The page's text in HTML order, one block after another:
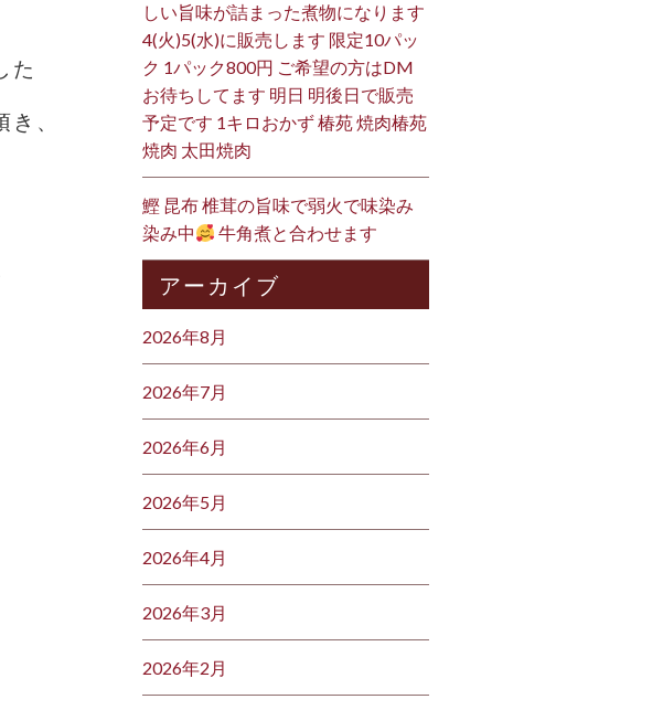
た
、
しい旨味が詰まった煮物になります
4(火)5(水)に販売します 限定10パッ
ク 1パック800円 ご希望の方はDM
お待ちしてます 明日 明後日で販売
予定です 1キロおかず 椿苑 焼肉椿苑
焼肉 太田焼肉
鰹 昆布 椎茸の旨味で弱火で味染み
染み中
牛角煮と合わせます
アーカイブ
2026年8月
2026年7月
2026年6月
2026年5月
2026年4月
2026年3月
2026年2月